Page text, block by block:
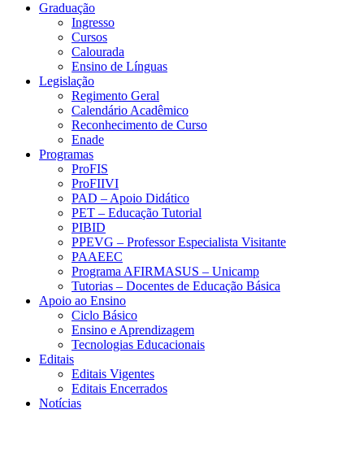
Graduação
Ingresso
Cursos
Calourada
Ensino de Línguas
Legislação
Regimento Geral
Calendário Acadêmico
Reconhecimento de Curso
Enade
Programas
ProFIS
ProFIIVI
PAD – Apoio Didático
PET – Educação Tutorial
PIBID
PPEVG – Professor Especialista Visitante
PAAEEC
Programa AFIRMASUS – Unicamp
Tutorias – Docentes de Educação Básica
Apoio ao Ensino
Ciclo Básico
Ensino e Aprendizagem
Tecnologias Educacionais
Editais
Editais Vigentes
Editais Encerrados
Notícias